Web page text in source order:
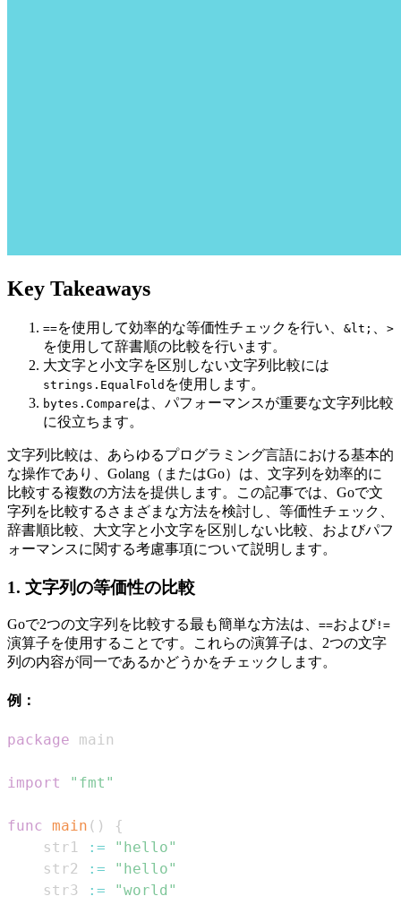
Key Takeaways
==を使用して効率的な等価性チェックを行い、 &lt; >
を使用して辞書順の比較を行います。
大文字と小文字を区別しない文字列比較には
strings.EqualFold を使用します。
bytes.Compareは、パフォーマンスが重要な文字列比較
に役立ちます。
文字列比較は、あらゆるプログラミング言語における基本的
な操作であり、Golang（またはGo）は、文字列を効率的に
比較する複数の方法を提供します。この記事では、Goで文
字列を比較するさまざまな方法を検討し、等価性チェック、
辞書順比較、大文字と小文字を区別しない比較、およびパフ
ォーマンスに関する考慮事項について説明します。
1. 文字列の等価性の比較
Goで2つの文字列を比較する最も簡単な方法は、 ==および !=
演算子を使用することです。これらの演算子は、2つの文字
列の内容が同一であるかどうかをチェックします。
例：
package
import "fmt"
func main ( )
{
    str1
:=
"hello"
    str2
:=
"hello"
    str3
:= "world"